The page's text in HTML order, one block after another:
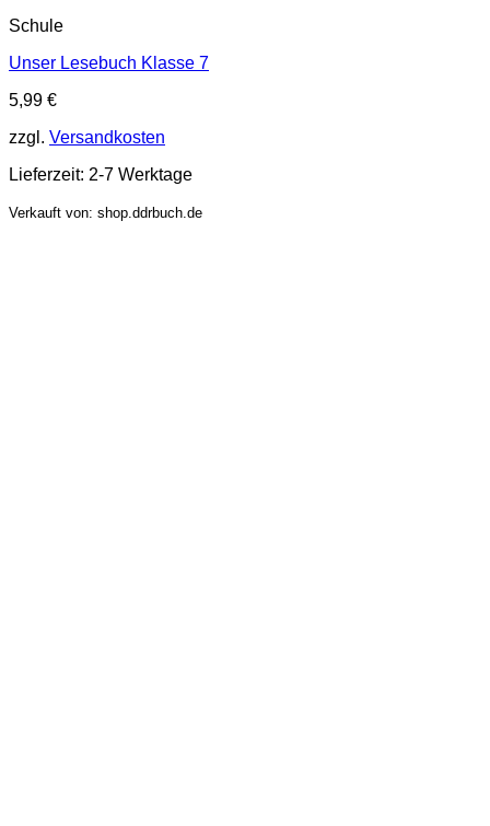
Schule
Unser Lesebuch Klasse 7
5,99 €
zzgl. Versandkosten
Lieferzeit: 2-7 Werktage
Verkauft von: shop.ddrbuch.de